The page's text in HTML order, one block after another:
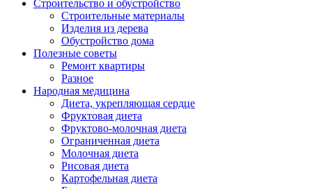
Строительство и обустройство
Строительные материалы
Изделия из дерева
Обустройство дома
Полезные советы
Ремонт квартиры
Разное
Народная медицина
Диета, укрепляющая сердце
Фруктовая диета
Фруктово-молочная диета
Ограниченная диета
Молочная диета
Рисовая диета
Картофельная диета